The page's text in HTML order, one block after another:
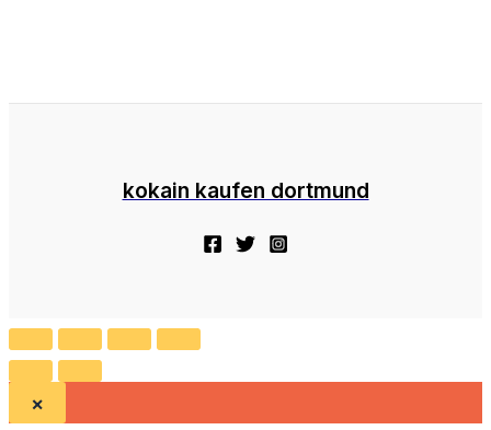
kokain kaufen dortmund
×